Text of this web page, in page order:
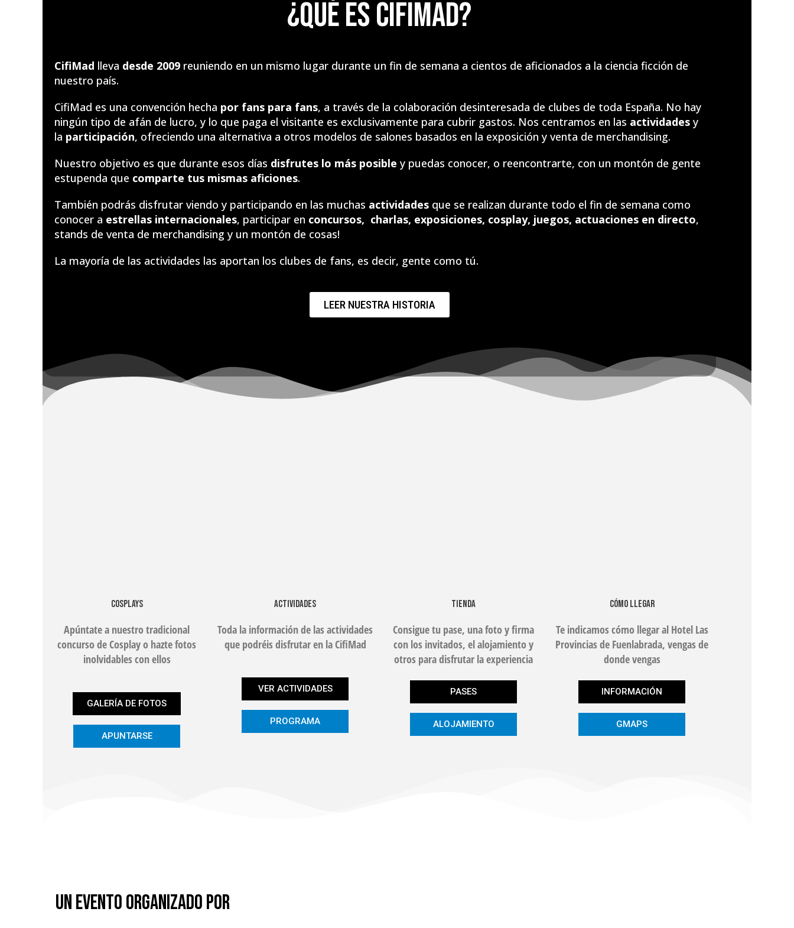
¿Qué es CifiMad?
CifiMad lleva desde 2009 reuniendo en un mismo lugar durante un fin de semana a cientos de aficionados a la ciencia ficción de
nuestro país.
CifiMad es una convención hecha por fans para fans, a través de la colaboración desinteresada de clubes de toda España. No hay
ningún tipo de afán de lucro, y lo que paga el visitante es exclusivamente para cubrir gastos. Nos centramos en las actividades y
la participación, ofreciendo una alternativa a otros modelos de salones basados en la exposición y venta de merchandising.
Nuestro objetivo es que durante esos días disfrutes lo más posible y puedas conocer, o reencontrarte, con un montón de gente
estupenda que comparte tus mismas aficiones.
También podrás disfrutar viendo y participando en las muchas actividades que se realizan durante todo el fin de semana como
conocer a estrellas internacionales, participar en concursos, charlas, exposiciones, cosplay, juegos, actuaciones en directo,
stands de venta de merchandising y un montón de cosas!
La mayoría de las actividades las aportan los clubes de fans, es decir, gente como tú.
LEER NUESTRA HISTORIA
COSPLAYS
Apúntate a nuestro tradicional
concurso de Cosplay o hazte fotos
inolvidables con ellos
GALERÍA DE FOTOS
APUNTARSE
ACTIVIDADES
Toda la información de las actividades
que podréis disfrutar en la CifiMad
VER ACTIVIDADES
PROGRAMA
TIENDA
Consigue tu pase, una foto y firma
con los invitados, el alojamiento y
otros para disfrutar la experiencia
PASES
ALOJAMIENTO
CÓMO LLEGAR
Te indicamos cómo llegar al Hotel Las
Provincias de Fuenlabrada, vengas de
donde vengas
INFORMACIÓN
GMAPS
UN EVENTO ORGANIZADO POR